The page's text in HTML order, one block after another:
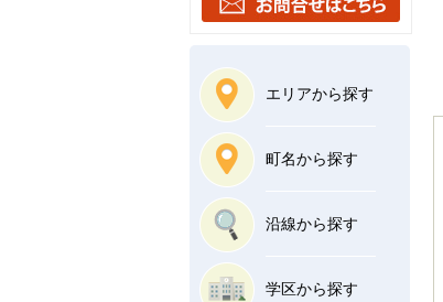
エリアから探す
町名から探す
沿線から探す
学区から探す